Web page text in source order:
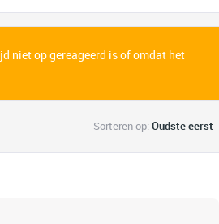
niet op gereageerd is of omdat het
Sorteren op:Oudste eerst